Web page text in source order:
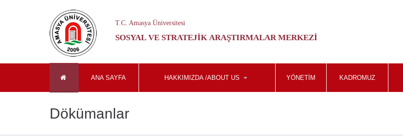
T.C. Amasya Üniversitesi
SOSYAL VE STRATEJIK ARAŞTIRMALAR MERKEZI
ANA SAYFA HAKKIMIZDA /ABOUT US YÖNETIM KADROMUZ
Dökümanlar